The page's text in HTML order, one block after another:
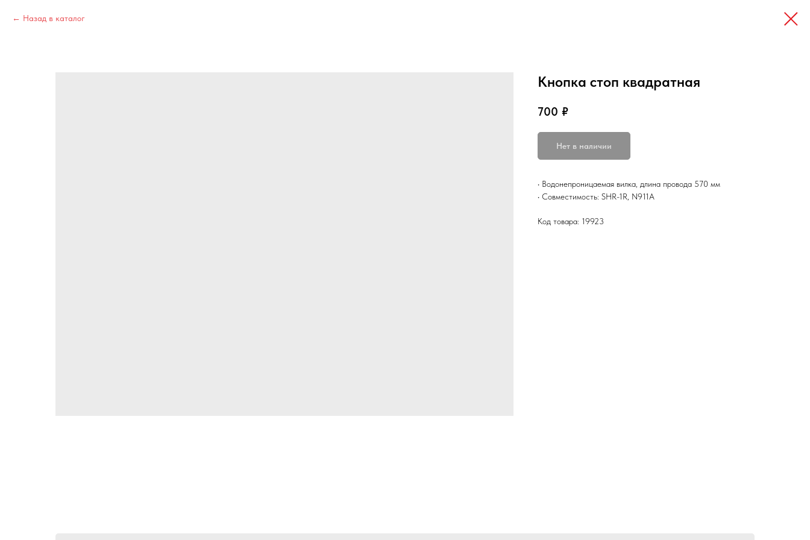
Назад в каталог
Кнопка стоп квадратная
700 ₽
Нет в наличии
• Водонепроницаемая вилка, длина провода 570 мм
• Совместимость: SHR-1R, N911A
Код товара: 19923